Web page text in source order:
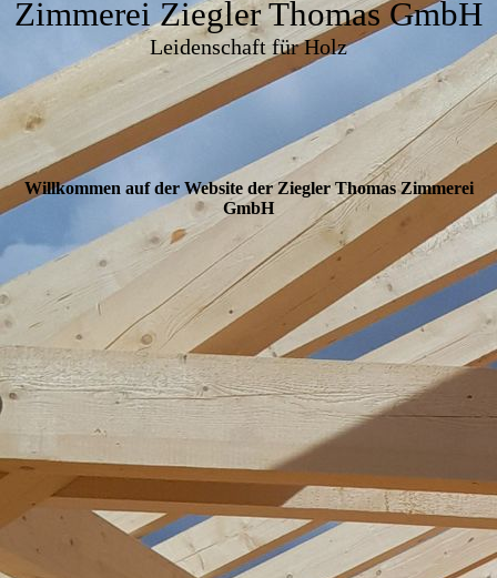
Zimmerei Ziegler Thomas GmbH
Leidenschaft für Holz
Willkommen auf der Website der Ziegler Thomas Zimmerei
GmbH